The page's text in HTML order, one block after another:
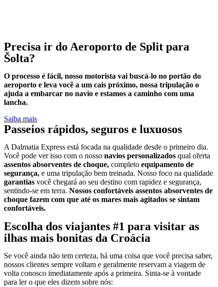
Precisa ir do Aeroporto de Split para
Šolta?
O processo é fácil, nosso motorista vai buscá-lo no portão do
aeroporto e leva você a um cais próximo, nossa tripulação o
ajuda a embarcar no navio e estamos a caminho com uma
lancha.
Saiba mais
Passeios rápidos, seguros e luxuosos
A Dalmatia Express está focada na qualidade desde o primeiro dia.
Você pode ver isso com o nosso navios personalizados qual oferta
assentos absorventes de choque, completo equipamento de
segurança, e uma tripulação bem treinada. Nosso foco na qualidade
garantias você chegará ao seu destino com rapidez e segurança,
sentindo-se em terra. Nossos confortáveis assentos absorventes de
choque fazem com que até os mares mais agitados se sintam
confortáveis.
Escolha dos viajantes #1 para visitar as
ilhas mais bonitas da Croácia
Se você ainda não tem certeza, há uma coisa que você precisa saber,
nossos clientes sempre voltam e geralmente reservam a viagem de
volta conosco imediatamente após a primeira. Sinta-se à vontade
para ler o que eles dizem sobre nós: